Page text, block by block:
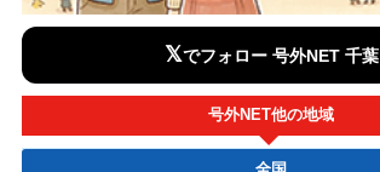
𝕏でフォロー 号外NET 千葉
号外NET他の地域